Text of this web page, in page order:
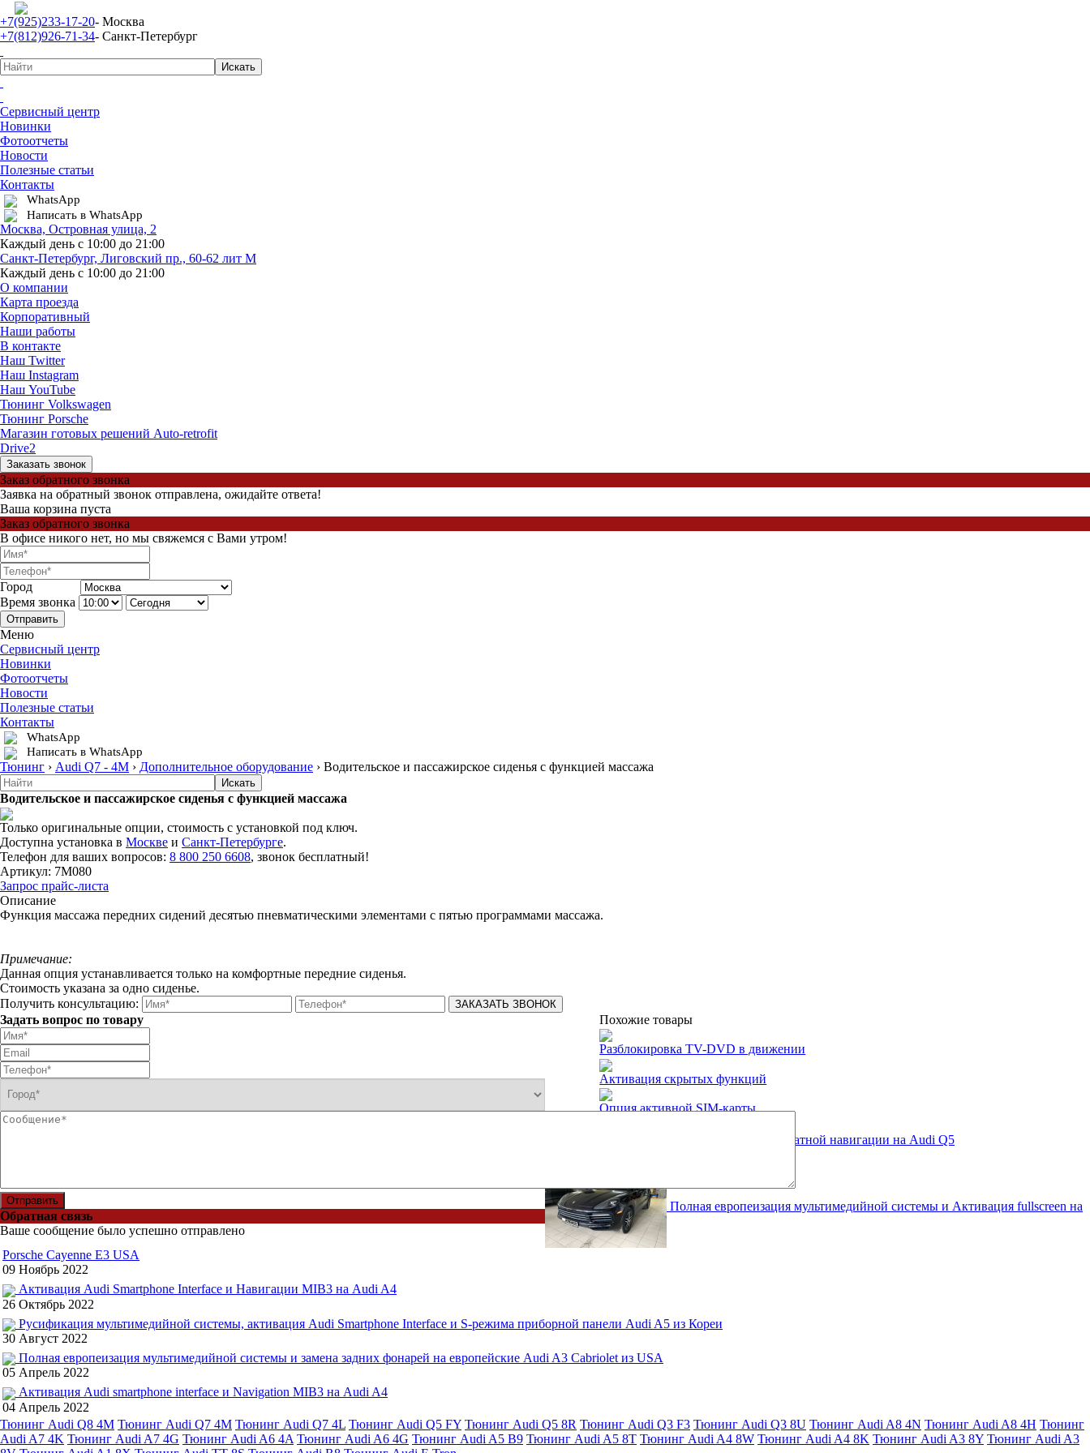
+7(925)233-17-20- Москва
+7(812)926-71-34- Санкт-Петербург
Сервисный центр
Новинки
Фотоотчеты
Новости
Полезные статьи
Контакты
WhatsApp
Написать в WhatsApp
Москва, Островная улица, 2
Каждый день с 10:00 до 21:00
Санкт-Петербург, Лиговский пр., 60-62 лит М
Каждый день с 10:00 до 21:00
О компании
Карта проезда
Корпоративный
Наши работы
В контакте
Наш Twitter
Наш Instagram
Наш YouTube
Тюнинг Volkswagen
Тюнинг Porsche
Магазин готовых решений Auto-retrofit
Drive2
Заказать звонок
Заказ обратного звонка
Заявка на обратный звонок отправлена, ожидайте ответа!
Ваша корзина пуста
Заказ обратного звонка
В офисе никого нет, но мы свяжемся с Вами утром!
Город
Время звонка
Отправить
Меню
Сервисный центр
Новинки
Фотоотчеты
Новости
Полезные статьи
Контакты
WhatsApp
Написать в WhatsApp
Тюнинг › Audi Q7 - 4M › Дополнительное оборудование › Водительское и пассажирское сиденья с функцией массажа
Водительское и пассажирское сиденья с функцией массажа
Только оригинальные опции, стоимость с установкой под ключ.
Доступна установка в Москве и Санкт-Петербурге.
Телефон для ваших вопросов: 8 800 250 6608, звонок бесплатный!
Артикул: 7M080
Запрос прайс-листа
Описание
Функция массажа передних сидений десятью пневматическими элементами с пятью программами массажа.
Примечание:
Данная опция устанавливается только на комфортные передние сиденья.
Стоимость указана за одно сиденье.
Получить консультацию:
Задать вопрос по товару
Отправить
Обратная связь
Ваше сообщение было успешно отправлено
Похожие товары
Разблокировка TV-DVD в движении
Активация скрытых функций
Опция активной SIM-карты
Активация Audi smartphone interface и Штатной навигации на Audi Q5
Полная европеизация мультимедийной системы и Активация fullscreen на
Porsche Cayenne E3 USA
09 Ноябрь 2022
Активация Audi Smartphone Interface и Навигации MIB3 на Audi A4
26 Октябрь 2022
Русификация мультимедийной системы, активация Audi Smartphone Interface и S-режима приборной панели Audi A5 из Кореи
30 Август 2022
Полная европеизация мультимедийной системы и замена задних фонарей на европейские Audi A3 Cabriolet из USA
05 Апрель 2022
Активация Audi smartphone interface и Navigation MIB3 на Audi A4
04 Апрель 2022
Тюнинг Audi Q8 4M Тюнинг Audi Q7 4M Тюнинг Audi Q7 4L Тюнинг Audi Q5 FY Тюнинг Audi Q5 8R Тюнинг Audi Q3 F3 Тюнинг Audi Q3 8U Тюнинг Audi A8 4N Тюнинг Audi A8 4H Тюнинг
Audi A7 4K Тюнинг Audi A7 4G Тюнинг Audi A6 4A Тюнинг Audi A6 4G Тюнинг Audi A5 B9 Тюнинг Audi A5 8T Тюнинг Audi A4 8W Тюнинг Audi A4 8K Тюнинг Audi A3 8Y Тюнинг Audi A3